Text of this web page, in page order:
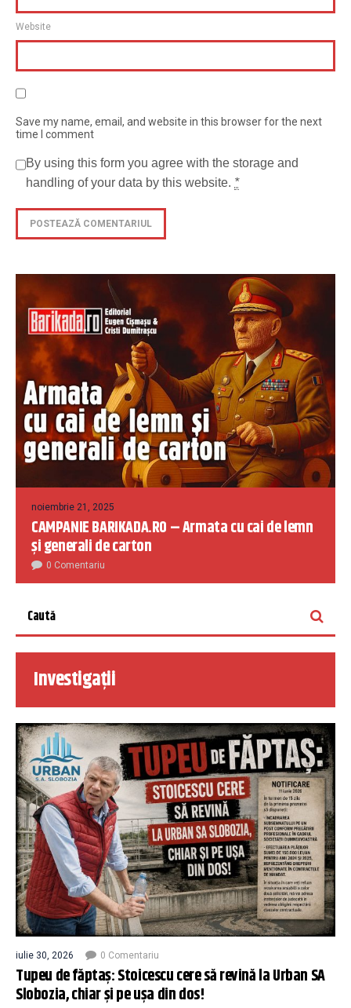
Website
Save my name, email, and website in this browser for the next
time I comment
By using this form you agree with the storage and
handling of your data by this website. *
noiembrie 21, 2025
CAMPANIE BARIKADA.RO – Armata cu cai de lemn
și generali de carton
0 Comentariu
Investigații
iulie 30, 2026 0 Comentariu
Tupeu de făptaș: Stoicescu cere să revină la Urban SA
Slobozia, chiar și pe ușa din dos!